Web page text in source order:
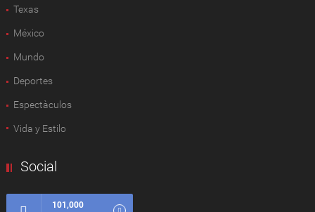
Texas
México
Mundo
Deportes
Espectàculos
Vida y Estilo
Social
101,000